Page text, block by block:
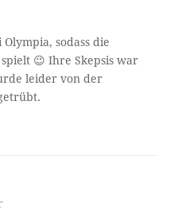
sodass die
😉 Ihre Skepsis war
leider von der